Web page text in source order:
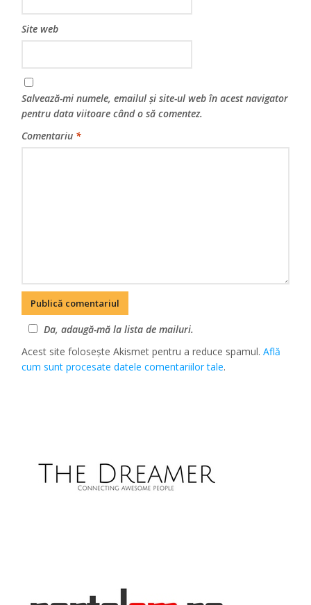
Site web
Salvează-mi numele, emailul și site-ul web în acest navigator
pentru data viitoare când o să comentez.
Comentariu *
Da, adaugă-mă la lista de mailuri.
Acest site folosește Akismet pentru a reduce spamul.Află
cum sunt procesate datele comentariilor tale.